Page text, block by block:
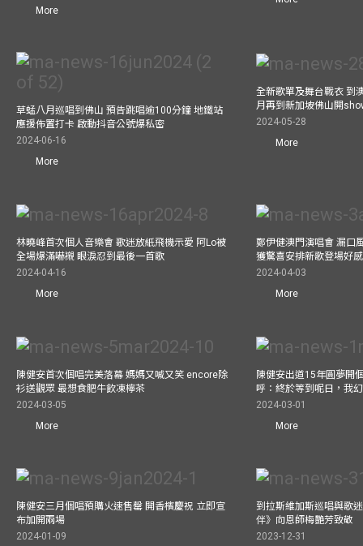
More
草蜢八月巡唱到佛山 預告跳唱逾100分鐘 地鐵站
應援佈置打卡 啟動抖音公號爆私密
2024-06-16
More
全新歌單及舞台戰衣 到
月再到新加坡佛山開
2024-05-28
More
林曉峰首次個人音樂會 歌迷放紙飛機示愛 阿Lo被
全場爆滿嚇襯 眼淚忍到最後一首歌
2024-04-16
More
鄭伊健澳門演唱會 漏口
獲驚喜安排新歌登場好
2024-04-03
More
陳健安首次個唱完美落幕 媽媽又喊又笑 encore除
衫送觀眾 最想食肥牛飲凍檸茶
2024-03-05
More
陳健安出道15年圓夢開
呼：終於等到呢日，我
2024-03-01
More
陳健安三月個唱預購火速售罄 開香檳慶祝 立即宣
布加開兩場
2024-01-09
到拉斯維加斯巡唱與歌
伴》向恩師梅艷芳致敬
2023-12-31